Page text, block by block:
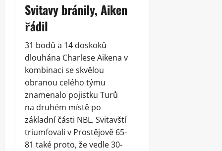
Svitavy bránily, Aiken
řádil
31 bodů a 14 doskoků
dlouhána Charlese Aikena v
kombinaci se skvělou
obranou celého týmu
znamenalo pojistku Turů
na druhém místě po
základní části NBL. Svitavští
triumfovali v Prostějově 65-
81 také proto, že vedle 30-